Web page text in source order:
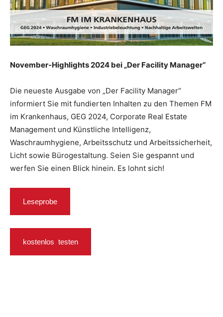
November-Highlights 2024 bei „Der Facility Manager“
Die neueste Ausgabe von „Der Facility Manager“
informiert Sie mit fundierten Inhalten zu den Themen FM
im Krankenhaus, GEG 2024, Corporate Real Estate
Management und Künstliche Intelligenz,
Waschraumhygiene, Arbeitsschutz und Arbeitssicherheit,
Licht sowie Bürogestaltung. Seien Sie gespannt und
werfen Sie einen Blick hinein. Es lohnt sich!
Leseprobe
kostenlos testen